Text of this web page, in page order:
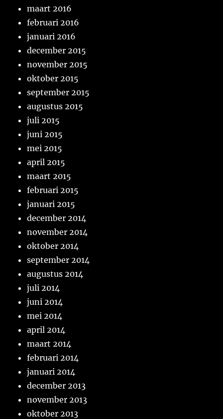
maart 2016
februari 2016
januari 2016
december 2015
november 2015
oktober 2015
september 2015
augustus 2015
juli 2015
juni 2015
mei 2015
april 2015
maart 2015
februari 2015
januari 2015
december 2014
november 2014
oktober 2014
september 2014
augustus 2014
juli 2014
juni 2014
mei 2014
april 2014
maart 2014
februari 2014
januari 2014
december 2013
november 2013
oktober 2013